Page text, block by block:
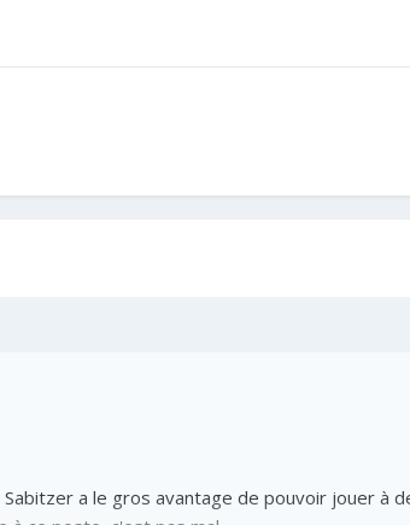
a le gros avantage de pouvoir jouer à